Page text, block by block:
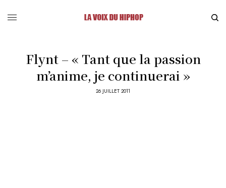
Flynt – « Tant que la passion
m’anime, je continuerai »
26 JUILLET 2011